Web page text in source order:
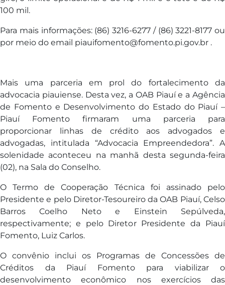
100 mil.
Para mais informações: (86) 3216-6277 / (86) 3221-8177 ou
por meio do email piauifomento@fomento.pi.gov.br .
Mais uma parceria em prol do fortalecimento da
advocacia piauiense. Desta vez, a OAB Piauí e a Agência
de Fomento e Desenvolvimento do Estado do Piauí –
Piauí Fomento firmaram uma parceria para
proporcionar linhas de crédito aos advogados e
advogadas, intitulada “Advocacia Empreendedora”. A
solenidade aconteceu na manhã desta segunda-feira
(02), na Sala do Conselho.
O Termo de Cooperação Técnica foi assinado pelo
Presidente e pelo Diretor-Tesoureiro da OAB Piauí, Celso
Barros Coelho Neto e Einstein Sepúlveda,
respectivamente; e pelo Diretor Presidente da Piauí
Fomento, Luiz Carlos.
O convênio inclui os Programas de Concessões de
Créditos da Piauí Fomento para viabilizar o
desenvolvimento econômico nos exercícios das